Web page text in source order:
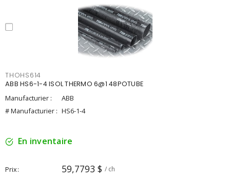
THOHS614
ABB HS6-1-4 ISOL THERMO 6@1 48POTUBE
Manufacturier :
ABB
# Manufacturier : HS6-1-4
En inventaire
Prix 59,7793 $ / ch